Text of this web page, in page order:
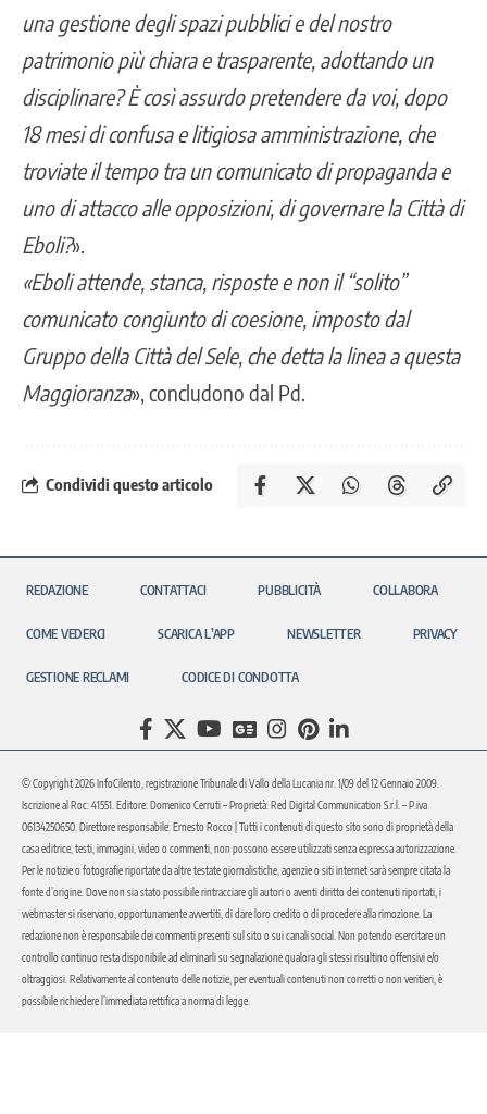
una gestione degli spazi pubblici e del nostro
patrimonio più chiara e trasparente, adottando un
disciplinare? È così assurdo pretendere da voi, dopo
18 mesi di confusa e litigiosa amministrazione, che
troviate il tempo tra un comunicato di propaganda e
uno di attacco alle opposizioni, di governare la Città di
Eboli?».
«Eboli attende, stanca, risposte e non il “solito”
comunicato congiunto di coesione, imposto dal
Gruppo della Città del Sele, che detta la linea a questa
Maggioranza», concludono dal Pd.
Condividi questo articolo
REDAZIONE CONTATTACI PUBBLICITÀ COLLABORA
COME VEDERCI SCARICA L’APP NEWSLETTER PRIVACY
GESTIONE RECLAMI CODICE DI CONDOTTA
© Copyright 2026 InfoCilento, registrazione Tribunale di Vallo della Lucania nr. 1/09 del 12 Gennaio 2009.
Iscrizione al Roc: 41551. Editore: Domenico Cerruti – Proprietà: Red Digital Communication S.r.l. – P.iva
06134250650. Direttore responsabile: Ernesto Rocco | Tutti i contenuti di questo sito sono di proprietà della
casa editrice, testi, immagini, video o commenti, non possono essere utilizzati senza espressa autorizzazione.
Per le notizie o fotografie riportate da altre testate giornalistiche, agenzie o siti internet sarà sempre citata la
fonte d’origine. Dove non sia stato possibile rintracciare gli autori o aventi diritto dei contenuti riportati, i
webmaster si riservano, opportunamente avvertiti, di dare loro credito o di procedere alla rimozione. La
redazione non è responsabile dei commenti presenti sul sito o sui canali social. Non potendo esercitare un
controllo continuo resta disponibile ad eliminarli su segnalazione qualora gli stessi risultino offensivi e/o
oltraggiosi. Relativamente al contenuto delle notizie, per eventuali contenuti non corretti o non veritieri, è
possibile richiedere l’immediata rettifica a norma di legge.